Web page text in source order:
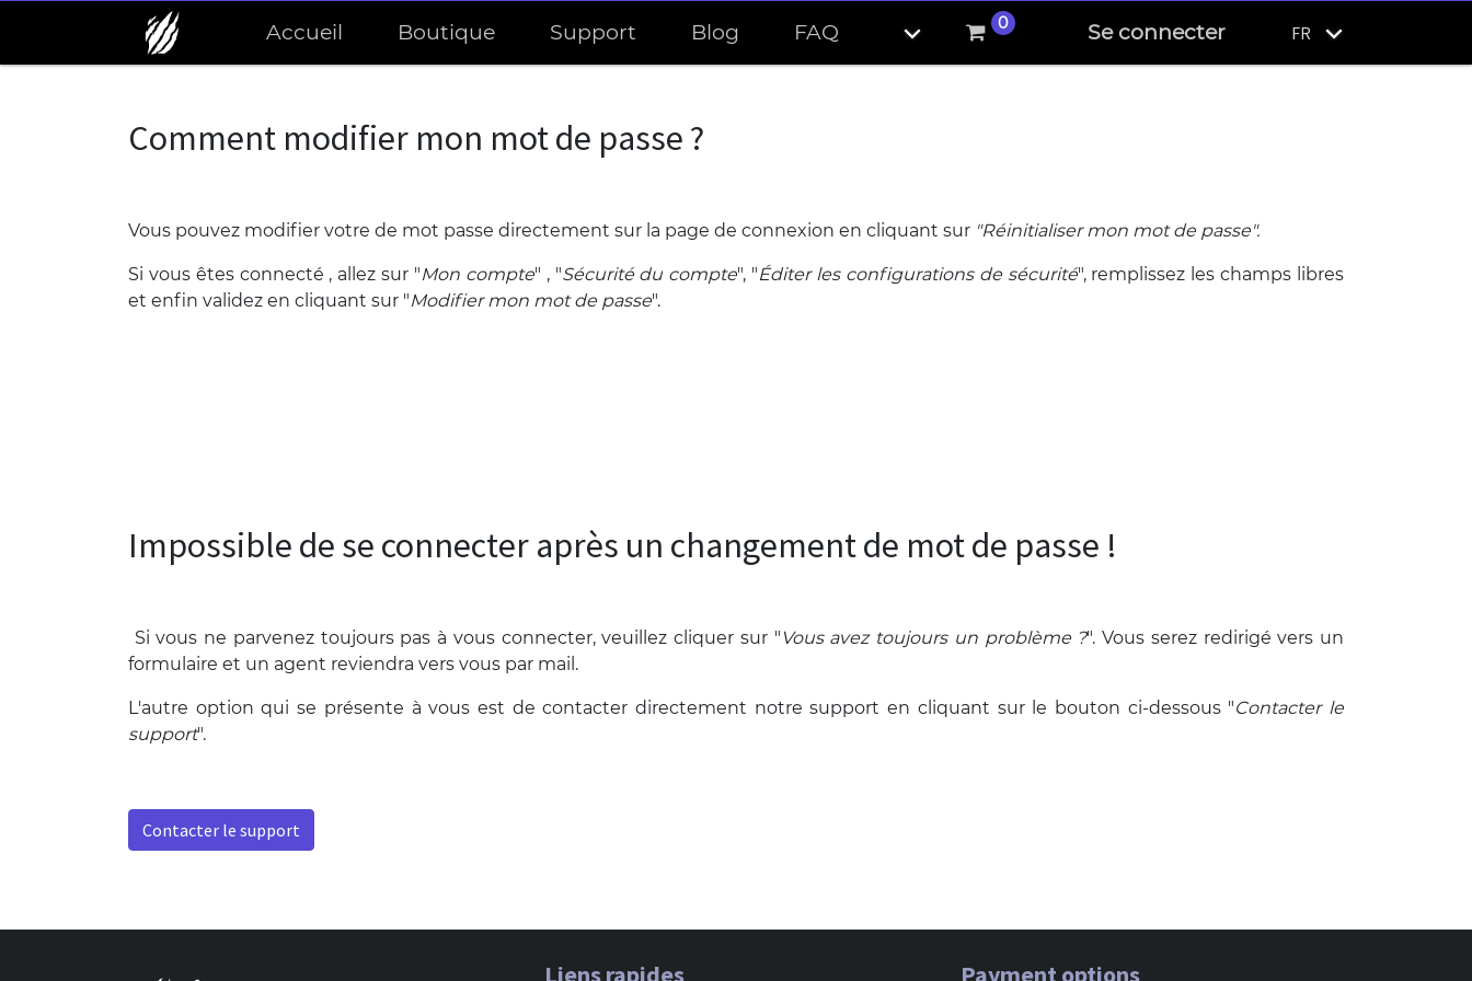
Accueil Boutique Support Blog FAQ 0 Se connecter FR
Comment modifier mon mot de passe ?
Vous pouvez modifier votre de mot passe directement sur la page de connexion en cliquant sur "Réinitialiser mon mot de passe".
Si vous êtes connecté , allez sur "Mon compte" , "Sécurité du compte", "Éditer les configurations de sécurité", remplissez les champs libres
et enfin validez en cliquant sur "Modifier mon mot de passe".
Impossible de se connecter après un changement de mot de passe !
Si vous ne parvenez toujours pas à vous connecter, veuillez cliquer sur " Vous avez toujours un problème ?". Vous serez redirigé vers un
formulaire et un agent reviendra vers vous par mail.
L'autre option qui se présente à vous est de contacter directement notre support en cliquant sur le bouton ci-dessous "Contacter le
support".
Contacter le support
Liens rapides Payment options